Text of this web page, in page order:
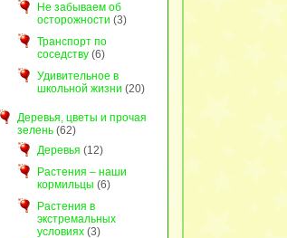
Не забываем об
осторожности (3)
Транспорт по
соседству(6)
Удивительное в
школьной жизни (20)
Деревья, цветы и прочая
зелень(62)
Деревья (12)
Растения – наши
кормильцы (6)
Растения в
экстремальных
условиях(3)